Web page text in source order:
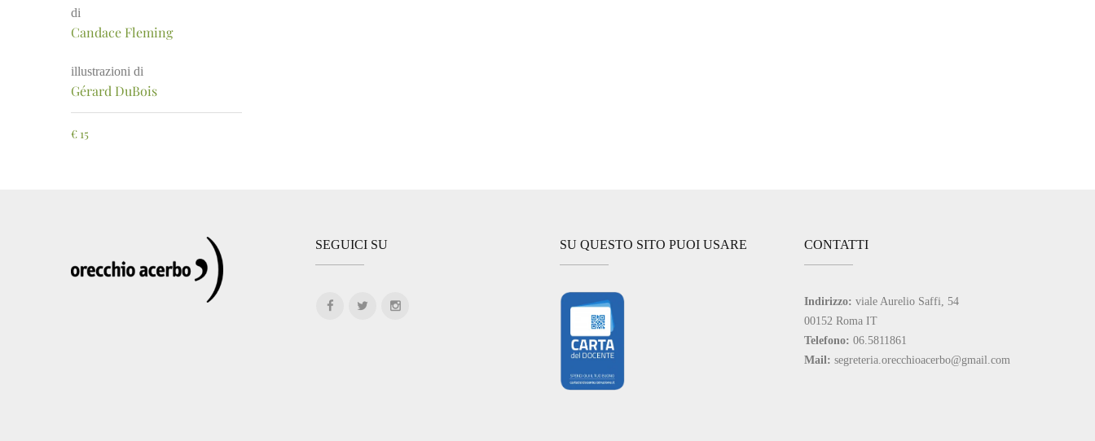
di
Candace Fleming
illustrazioni di
Gérard DuBois
€ 15
SEGUICI SU SU QUESTO SITO PUOI USARE CONTATTI
Indirizzo: viale Aurelio Saffi, 54
00152 Roma IT
Telefono: 06.5811861
Mail: segreteria.orecchioacerbo@gmail.com